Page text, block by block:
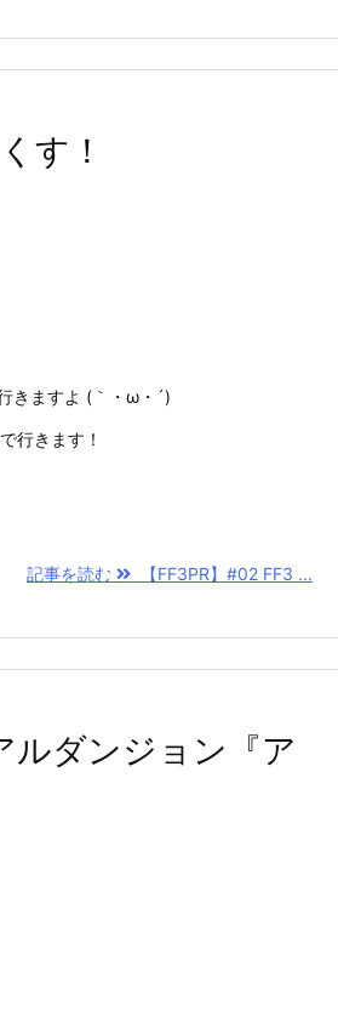
す！
きますよ (｀・ω・´)
行きます！
記事を読む 【FF3PR】#02 FF3 ...
ルダンジョン『ア